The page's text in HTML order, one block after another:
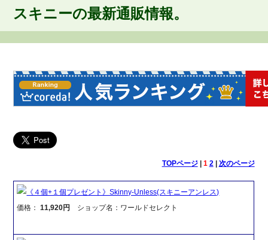
スキニーの最新通販情報。
TOPページ| 1 2| 次のページ
《４個+１個プレゼント》Skinny-Unless(スキニーアンレス)
価格：11,920円 ショップ名：ワールドセレクト